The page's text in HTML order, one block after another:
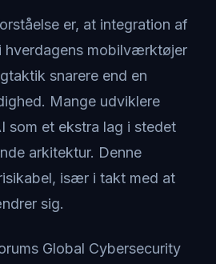
er, at integration af
hverdagens mobilværktøjer
snarere end en
Mange udviklere
som et ekstra lag i stedet
arkitektur. Denne
især i takt med at
sig.
Global Cybersecurity